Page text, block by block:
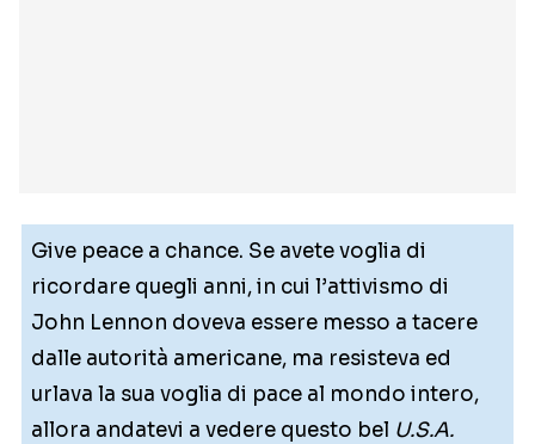
Give peace a chance. Se avete voglia di
ricordare quegli anni, in cui l’attivismo di
John Lennon doveva essere messo a tacere
dalle autorità americane, ma resisteva ed
urlava la sua voglia di pace al mondo intero,
allora andatevi a vedere questo bel U.S.A.